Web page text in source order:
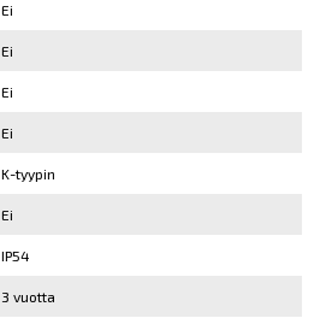
Ei
Ei
Ei
Ei
K-tyypin
Ei
IP54
3 vuotta